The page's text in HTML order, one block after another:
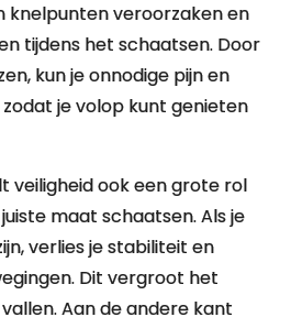
knelpunten veroorzaken en
tijdens het schaatsen. Door
kun je onnodige pijn en
je volop kunt genieten
veiligheid ook een grote rol
maat schaatsen. Als je
verlies je stabiliteit en
Dit vergroot het
Aan de andere kant